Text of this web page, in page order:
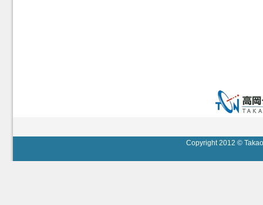
Copyright 2012 ©